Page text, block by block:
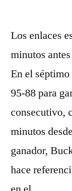
Los enlaces
minutos
En el
95-88 para
consecutivo,
minutos
ganador,
hace